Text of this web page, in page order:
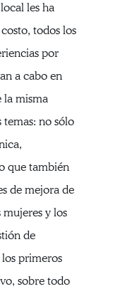
les ha
todos los
por
a cabo en
la misma
temas: no sólo
que también
de mejora de
y los
de
primeros
sobre todo